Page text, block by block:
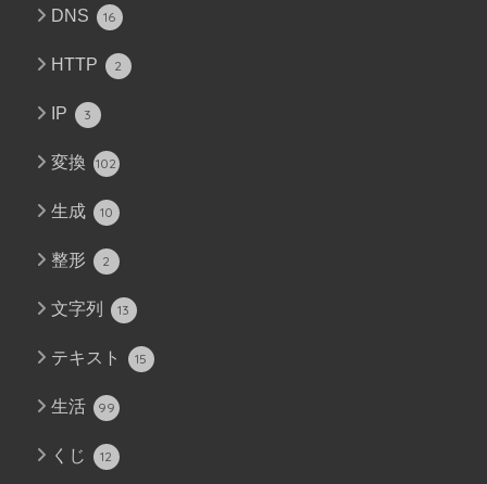
DNS 16
HTTP 2
IP 3
変換 102
生成 10
整形 2
文字列 13
テキスト 15
生活 99
くじ 12